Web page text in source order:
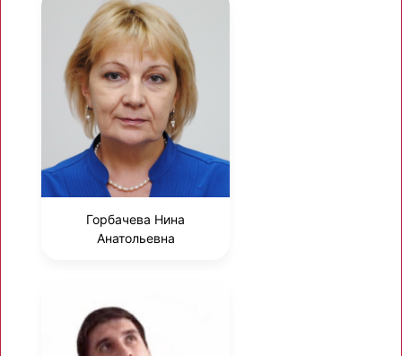
Горбачева Нина
Анатольевна